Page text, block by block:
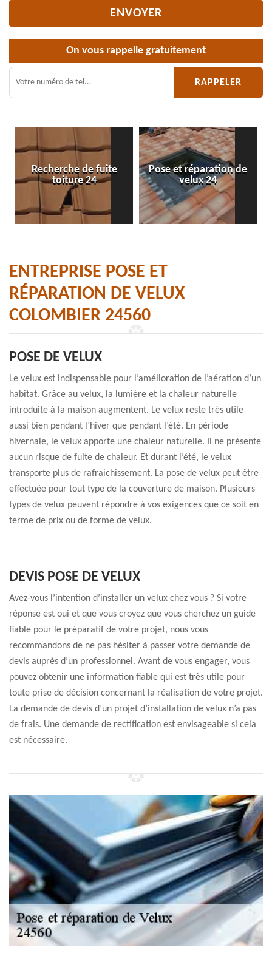
On vous rappelle gratuitement
Recherche de fuite
toiture 24
Pose et réparation de
velux 24
ENTREPRISE POSE ET
RÉPARATION DE VELUX
COLOMBIER 24560
POSE DE VELUX
Le velux est indispensable pour l’amélioration de l’aération d’un
habitat. Grâce au velux, la lumière et la chaleur naturelle
introduite à la maison augmentent. Le velux reste très utile
aussi bien pendant l’hiver que pendant l’été. En période
hivernale, le velux apporte une chaleur naturelle. Il ne présente
aucun risque de fuite de chaleur. Et durant l’été, le velux
transporte plus de rafraichissement. La pose de velux peut être
effectuée pour tout type de la couverture de maison. Plusieurs
types de velux peuvent répondre à vos exigences que ce soit en
terme de prix ou de forme de velux.
DEVIS POSE DE VELUX
Avez-vous l’intention d’installer un velux chez vous ? Si votre
réponse est oui et que vous croyez que vous cherchez un guide
fiable pour le préparatif de votre projet, nous vous
recommandons de ne pas hésiter à passer votre demande de
devis auprès d’un professionnel. Avant de vous engager, vous
pouvez obtenir une information fiable qui est très utile pour
toute prise de décision concernant la réalisation de votre projet.
La demande de devis d’un projet d’installation de velux n’a pas
de frais. Une demande de rectification est envisageable si cela
est nécessaire.